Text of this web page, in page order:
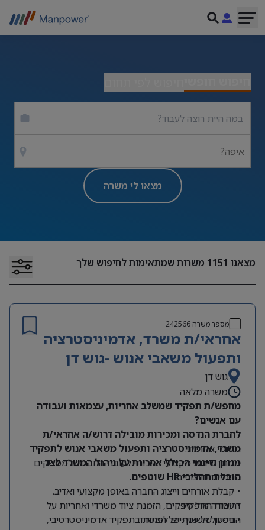
איפה?
מצאו לי משרה
מצאנו 1151 משרות שמתאימות לחיפוש שלך
מספר משרה242566
אחראי/ת משרד, אדמיניסטרציה
ותפעול משאבי אנוש -גוש דן
גוש דן
משרה מלאה
מחפש/ת תפקיד שמשלב אחריות, עצמאות ועבודה
עם אנשים?
לחברת הנדסה ומכירות מובילה דרוש/ה אחראי/ת
משרד, אדמיניסטרציה ותפעול משאבי אנוש לתפקיד
מגוון ודינמי הכולל אחריות על ניהול המשרד לצד
הובלת תהליכי HR שוטפים.
תחומי אחריות:
• מתן שירות מקצועי ואיכותי לעובדי החברה ולממשקים
פנימיים וחיצוניים.
• קבלת אורחים וייצוג החברה באופן מקצועי ואדיב.
• עבודה מול ספקים, הזמנת ציוד משרדי ואחריות על
התפעול השוטף של המשרד.
דרישות התפקיד:
• ניסיון של שנתיים לפחות בתפקיד אדמיניסטרטיבי,